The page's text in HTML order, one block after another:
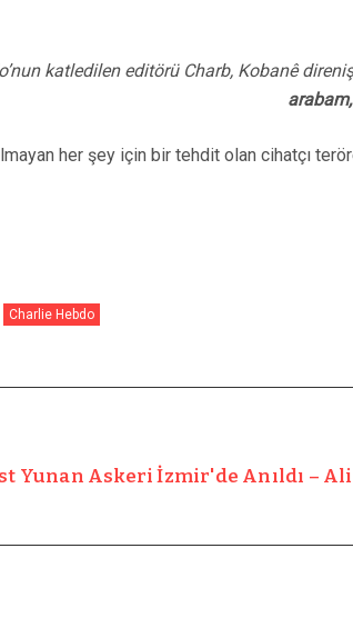
katledilen editörü Charb, Kobanê
her şey için bir tehdit olan cihatçı
Charlie Hebdo
Yunan Askeri İzmir'de Anıldı –